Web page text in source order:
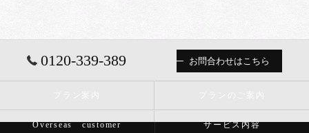
0120-339-389 お問合わせはこちら
Overseas customer サービス内容